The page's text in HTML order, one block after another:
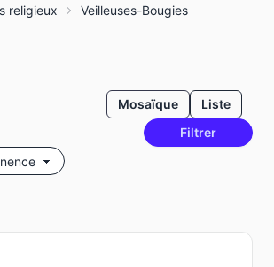
religieux Veilleuses-Bougies
Filtrer
Mosaïque Liste